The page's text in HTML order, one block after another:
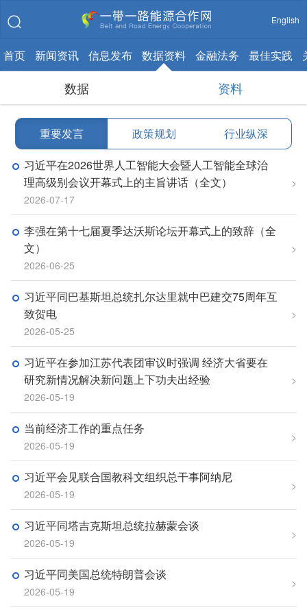
English
首页 新闻资讯 信息发布 数据资料 金融法务 最佳实践
数据 资料
重要发言 政策规划
行业纵深
习近平在2026世界人工智能大会暨人工智能全球治
理高级别会议开幕式上的主旨讲话（全文）
2026-07-17
>
李强在第十七届夏季达沃斯论坛开幕式上的致辞（全
文）
2026-06-25
>
习近平同巴基斯坦总统扎尔达里就中巴建交75周年互
致贺电
2026-05-25
>
习近平在参加江苏代表团审议时强调 经济大省要在
研究新情况解决新问题上下功夫出经验
2026-05-19
>
当前经济工作的重点任务
2026-05-19
>
习近平会见联合国教科文组织总干事阿纳尼
2026-05-19
>
习近平同塔吉克斯坦总统拉赫蒙会谈
2026-05-19
>
习近平同美国总统特朗普会谈
2026-05-19
>